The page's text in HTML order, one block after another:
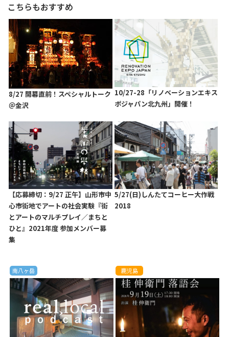
こちらもおすすめ
8/27 開幕直前！スペシャルトーク
＠金沢
10/27-28「リノベーションエキス
ポジャパン北九州」開催！
【応募締切：9/27 正午】山形市中
心市街地でアートの社会実験『街
とアートのマルチプレイ／まちと
ひと』2021年度 参加メンバー募
集
5/27(日)しんたてコーヒー大作戦
2018
南八ヶ岳 鹿児島